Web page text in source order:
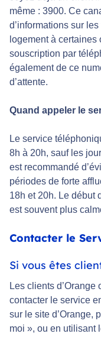
même : 3900. Ce
d’informations sur
logement à certaines
souscription par
également de ce
d’attente.
Quand appeler le
Le service
8h à 20h, sauf les
est recommandé
périodes de forte
18h et 20h. Le début
est souvent plus
Contacter le
Si vous êtes
Les clients
contacter le service
sur le site d’Orange,
moi », ou en utilisant